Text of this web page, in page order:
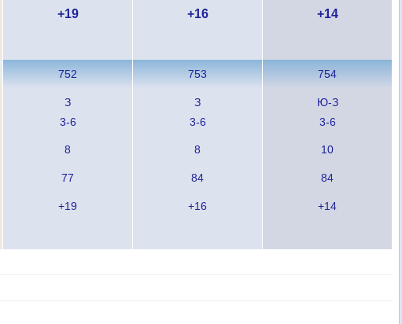
+19 +16 +14
752 753 754
З
3-6
З
3-6
Ю-З
3-6
8 8 10
77 84 84
+19 +16 +14